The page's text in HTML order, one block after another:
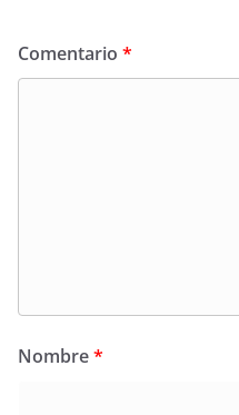
Comentario *
Nombre*